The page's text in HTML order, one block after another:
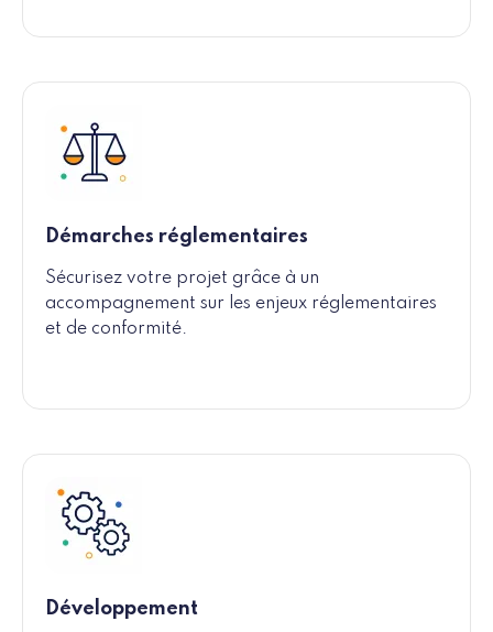
Démarches réglementaires
Sécurisez votre projet grâce à un
accompagnement sur les enjeux réglementaires
et de conformité.
Développement